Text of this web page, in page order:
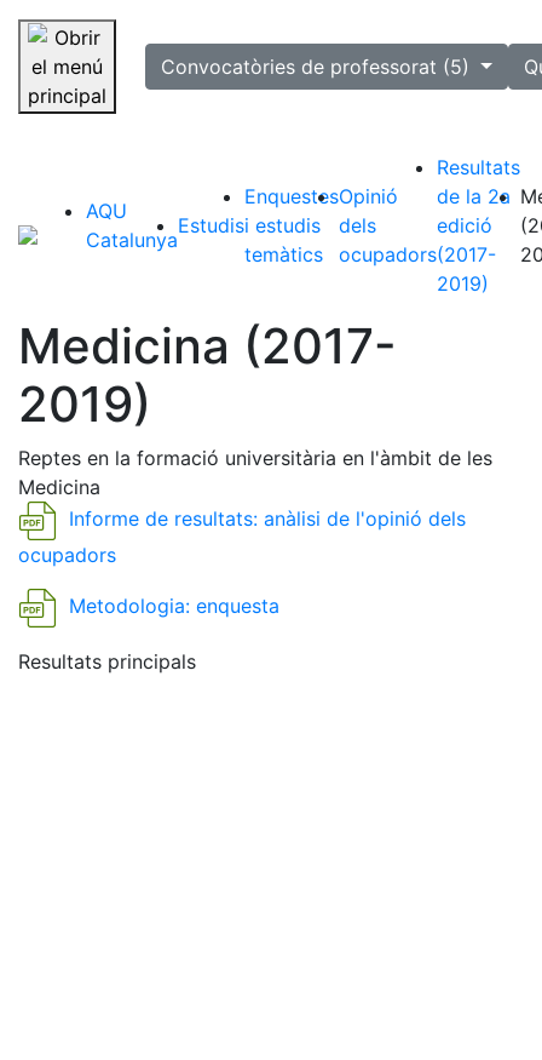
Saltar la navegació
selectedConvocatòries de professorat (5)
AQU
Catalunya
Estudis
Enquestes
i estudis
temàtics
Opinió
dels
ocupadors
Resultats
de la 2a
edició
(2017-
2019)
Medicina (2017-
2019)
Reptes en la formació universitària en l'àmbit de les
Medicina
Informe de resultats: anàlisi de l'opinió dels
ocupadors
Metodologia: enquesta
Resultats principals